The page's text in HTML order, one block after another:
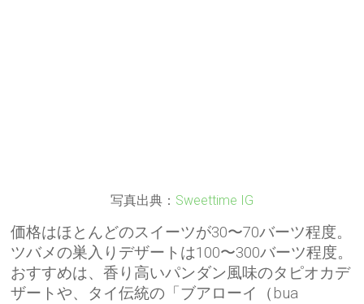
写真出典： Sweettime IG
価格はほとんどのスイーツが30〜70バーツ程度。
ツバメの巣入りデザートは100〜300バーツ程度。
おすすめは、香り高いパンダン風味のタピオカデ
ザートや、タイ伝統の「ブアローイ（bua